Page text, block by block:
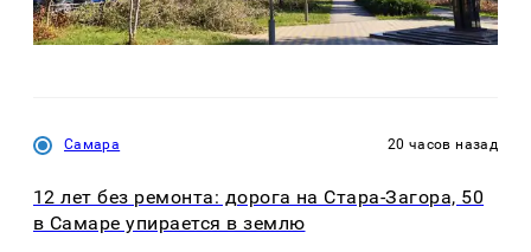
Самара 20 часов назад
12 лет без ремонта: дорога на Стара-Загора, 50
в Самаре упирается в землю